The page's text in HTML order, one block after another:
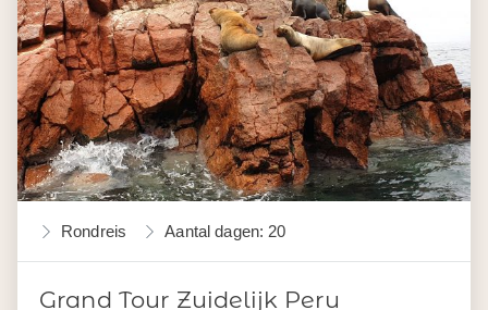
Rondreis Aantal dagen: 20
Grand Tour Zuidelijk Peru